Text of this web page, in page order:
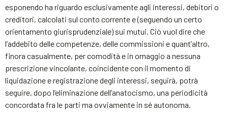
esponendo ha riguardo esclusivamente agli interessi, debitori o
creditori, calcolati sul conto corrente e (seguendo un certo
orientamento giurisprudenziale) sui mutui. Ciò vuol dire che
l’addebito delle competenze, delle commissioni e quant’altro,
finora casualmente, per comodità e in omaggio a nessuna
prescrizione vincolante, coincidente con il momento di
liquidazione e registrazione degli interessi, seguirà, potrà
seguire, dopo l’eliminazione dell’anatocismo, una periodicità
concordata fra le parti ma ovviamente in sé autonoma.